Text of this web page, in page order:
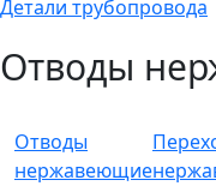
Детали трубопровода
Отводы
Отводы
нержавеющие